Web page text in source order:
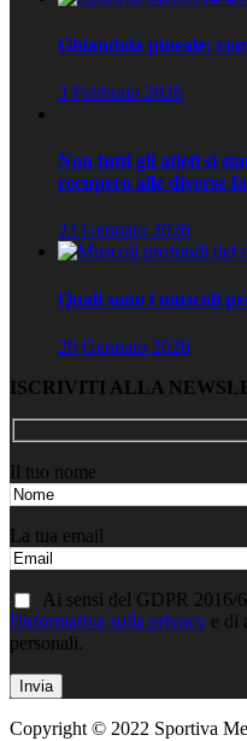
Ghiandola pineale:
3 Febbraio 2026
Non tutti gli atleti si
recupero alle diverse
22 Gennaio 2026
Quali sono i muscoli
20 Gennaio 2026
ISCRIVITI ALLA
Il tuo nome
La tua email
Ai sensi del GDPR 2016/
l'informativa sulla privacy e di
personali.
Copyright © 2022 Sportiva